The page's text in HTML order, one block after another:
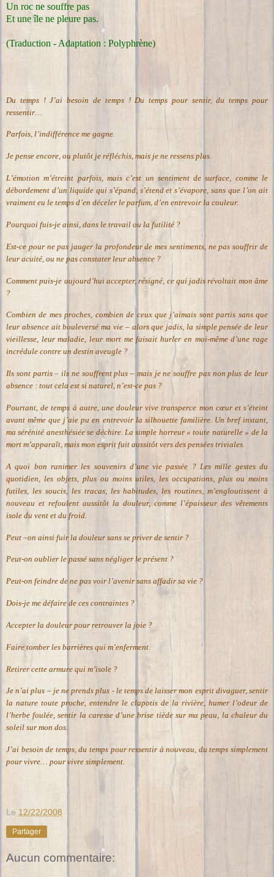
Un roc ne souffre pas
Et une île ne pleure pas.
(Traduction - Adaptation : Polyphrène)
Du temps ! J’ai besoin de temps ! Du temps pour sentir, du temps pour
ressentir…
Parfois, l’indifférence me gagne.
Je pense encore, ou plutôt je réfléchis, mais je ne ressens plus.
L’émotion m’étreint parfois, mais c’est un sentiment de surface, comme le
débordement d’un liquide qui s’épand, s’étend et s’évapore, sans que l’on ait
vraiment eu le temps d’en déceler le parfum, d’en entrevoir la couleur.
Pourquoi fuis-je ainsi, dans le travail ou la futilité ?
Est-ce pour ne pas jauger la profondeur de mes sentiments, ne pas souffrir de
leur acuité, ou ne pas constater leur absence ?
Comment puis-je aujourd’hui accepter, résigné, ce qui jadis révoltait mon âme
?
Combien de mes proches, combien de ceux que j’aimais sont partis sans que
leur absence ait bouleversé ma vie – alors que jadis, la simple pensée de leur
vieillesse, leur maladie, leur mort me faisait hurler en moi-même d’une rage
incrédule contre un destin aveugle ?
Ils sont partis – ils ne souffrent plus – mais je ne souffre pas non plus de leur
absence : tout cela est si naturel, n’est-ce pas ?
Pourtant, de temps à autre, une douleur vive transperce mon cœur et s’éteint
avant même que j’aie pu en entrevoir la silhouette familière. Un bref instant,
ma sérénité anesthésiée se déchire. La simple horreur « toute naturelle » de la
mort m’apparaît, mais mon esprit fuit aussitôt vers des pensées triviales.
A quoi bon ranimer les souvenirs d’une vie passée ? Les mille gestes du
quotidien, les objets, plus ou moins utiles, les occupations, plus ou moins
futiles, les soucis, les tracas, les habitudes, les routines, m’engloutissent à
nouveau et refoulent aussitôt la douleur, comme l’épaisseur des vêtements
isole du vent et du froid.
Peut –on ainsi fuir la douleur sans se priver de sentir ?
Peut-on oublier le passé sans négliger le présent ?
Peut-on feindre de ne pas voir l’avenir sans affadir sa vie ?
Dois-je me défaire de ces contraintes ?
Accepter la douleur pour retrouver la joie ?
Faire tomber les barrières qui m’enferment.
Retirer cette armure qui m’isole ?
Je n’ai plus – je ne prends plus - le temps de laisser mon esprit divaguer, sentir
la nature toute proche, entendre le clapotis de la rivière, humer l’odeur de
l’herbe foulée, sentir la caresse d’une brise tiède sur ma peau, la chaleur du
soleil sur mon dos.
J’ai besoin de temps, du temps pour ressentir à nouveau, du temps simplement
pour vivre… pour vivre simplement.
Le 12/22/2008
Partager
Aucun commentaire: